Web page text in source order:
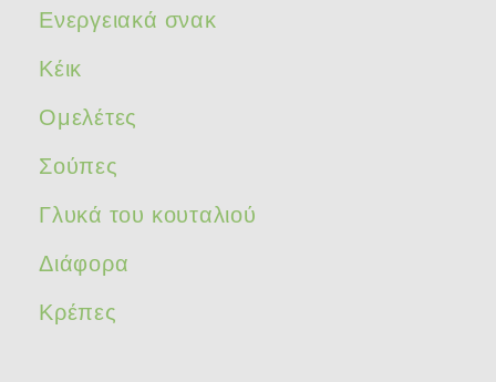
Ενεργειακά σνακ
Κέικ
Ομελέτες
Σούπες
Γλυκά του κουταλιού
Διάφορα
Κρέπες